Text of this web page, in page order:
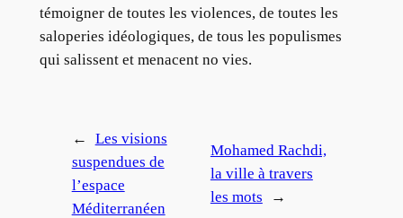
témoigner de toutes les violences, de toutes les
saloperies idéologiques, de tous les populismes
qui salissent et menacent no vies.
←
Les visions
suspendues de
l’espace
Méditerranéen
Mohamed Rachdi,
la ville à travers
les mots
→